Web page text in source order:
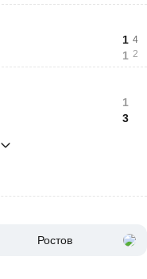
1
1
4
2
1
3
Ростов